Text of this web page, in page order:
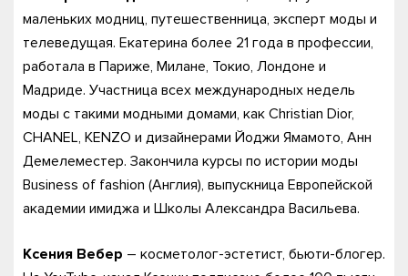
маленьких модниц, путешественница, эксперт моды и
телеведущая. Екатерина более 21 года в профессии,
работала в Париже, Милане, Токио, Лондоне и
Мадриде. Участница всех международных недель
моды с такими модными домами, как Christian Dior,
CHANEL, KENZO и дизайнерами Йоджи Ямамото, Анн
Демелеместер. Закончила курсы по истории моды
Business of fashion (Англия), выпускница Европейской
академии имиджа и Школы Александра Васильева.
Ксения Вебер – косметолог-эстетист, бьюти-блогер.